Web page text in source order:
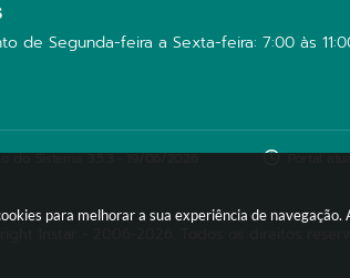
para melhorar a sua experiência de navegação.
de Segunda-feira a Sexta-feira: 7:00 às
do Sistema:3.5.3 - 19/06/2026 Portal